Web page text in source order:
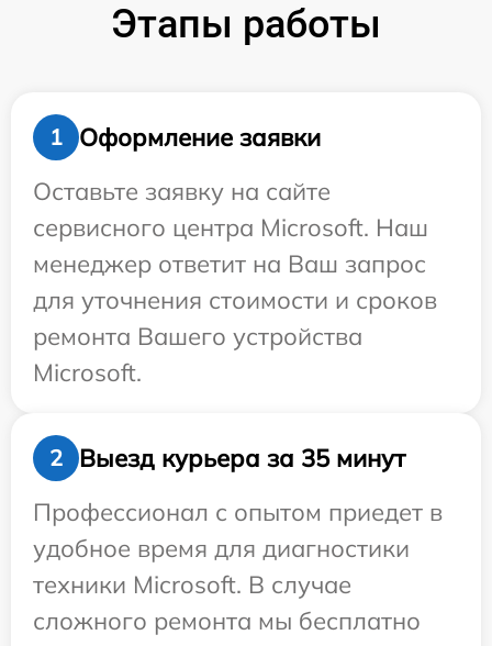
Этапы работы
1
Оформление заявки
Оставьте заявку на сайте
сервисного центра Microsoft. Наш
менеджер ответит на Ваш запрос
для уточнения стоимости и сроков
ремонта Вашего устройства
Microsoft.
2
Выезд курьера за 35 минут
Профессионал с опытом приедет в
удобное время для диагностики
техники Microsoft. В случае
сложного ремонта мы бесплатно